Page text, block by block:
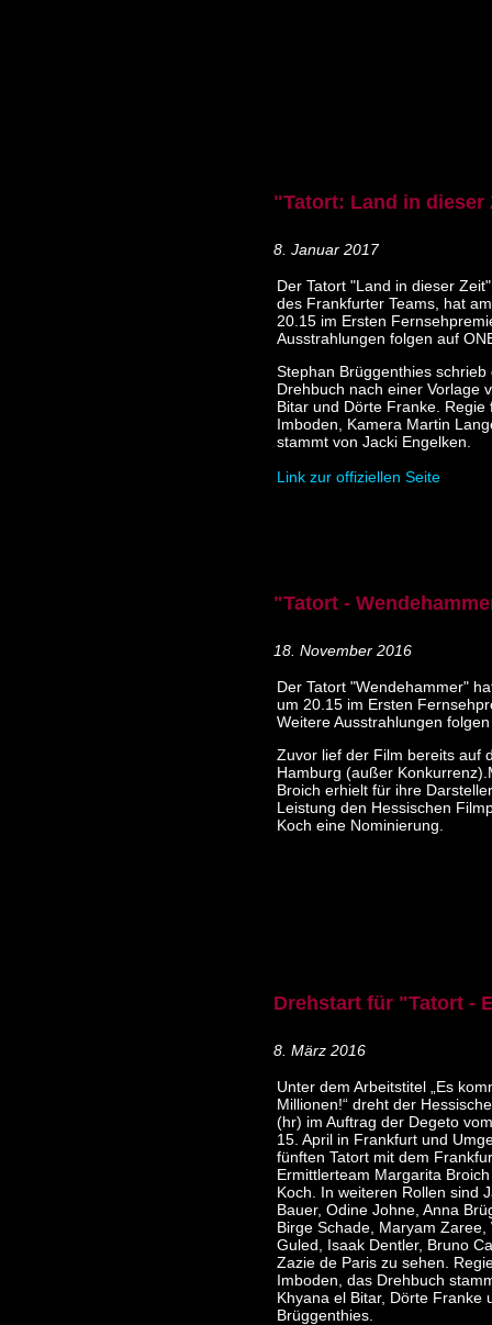
"Tatort: Land in dieser
8. Januar 2017
Der Tatort "Land in dieser
des Frankfurter Teams, hat
20.15 im Ersten
Ausstrahlungen folgen auf
Stephan Brüggenthies schrieb
Drehbuch nach einer Vorlage
Bitar und Dörte Franke. Regie
Imboden, Kamera Martin
stammt von Jacki Engelken.
Link zur offiziellen Seite
"Tatort -
18. November 2016
Der Tatort "Wendehammer"
um 20.15 im Ersten
Weitere Ausstrahlungen
Zuvor lief der Film bereits auf
Hamburg (außer
Broich erhielt für ihre
Leistung den Hessischen
Koch eine Nominierung.
Drehstart für "Tatort -
8. März 2016
Unter dem Arbeitstitel „Es
Millionen!“ dreht der
(hr) im Auftrag der Degeto
15. April in Frankfurt und
fünften Tatort mit dem
Ermittlerteam Margarita
Koch. In weiteren Rollen sind
Bauer, Odine Johne, Anna
Birge Schade, Maryam Zaree,
Guled, Isaak Dentler, Bruno
Zazie de Paris zu sehen.
Imboden, das Drehbuch
Khyana el Bitar, Dörte Franke
Brüggenthies.